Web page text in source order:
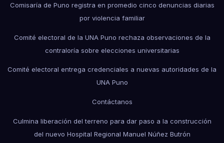
Comisaría de Puno registra en promedio cinco denuncias diarias
por violencia familiar
Comité electoral de la UNA Puno rechaza observaciones de la
contraloría sobre elecciones universitarias
Comité electoral entrega credenciales a nuevas autoridades de la
UNA Puno
Contáctanos
Culmina liberación del terreno para dar paso a la construcción
del nuevo Hospital Regional Manuel Núñez Butrón